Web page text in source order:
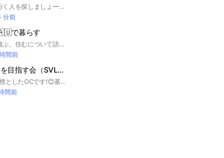
一緒に海外旅行に行く人を探しましょー。 ※勧誘・出会い厨と思われる行為はおやめ下さい。
分前
で暮らす
オーストラリアで遊ぶ、住むについて語るオープンチャットです。
間前
英検準1級、１級を目指す会（SVLを愛する会）
英検準1級以上を目標としたOCです!😊基本的にどなたでも歓迎です😘志を同じくする仲間と共に合格に向けて励まし合っていきたいと考えています！😄 管理人自身は英検1級と全国通訳案内士持ち、準1級は4回最終合格しました。 最近は受験費が値上がりすぎて受験できない人も増えたので、SVLで勉強する人も歓迎です☺ ※荒らし厳禁。やったら永久追放です。
間前